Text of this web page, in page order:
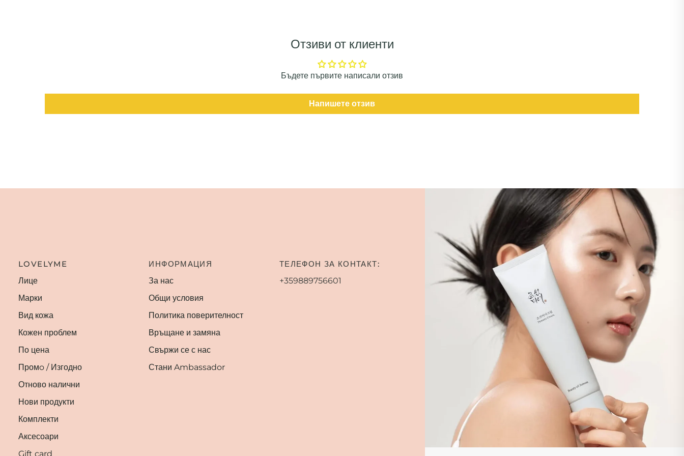
Отзиви от клиенти
Бъдете първите написали отзив
Напишете отзив
LOVELYME
Лице
Марки
Вид кожа
Кожен проблем
По цена
Промo / Изгодно
Отново налични
Нови продукти
Комплекти
Аксесоари
Gift card
ИНФОРМАЦИЯ
За нас
Общи условия
Политика поверителност
Връщане и замяна
Свържи се с нас
Стани Ambassador
ТЕЛЕФОН ЗА КОНТАКТ:
+359889756601